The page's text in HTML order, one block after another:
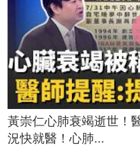
黃崇仁心肺衰竭逝世！
況快就醫！心肺...